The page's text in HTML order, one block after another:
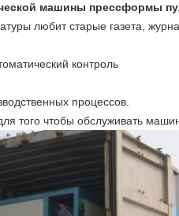
машины прессформы
любит старые газета,
контроль
процессов.
того чтобы обслуживать